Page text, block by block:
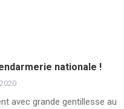
nationale !
avec grande gentillesse au